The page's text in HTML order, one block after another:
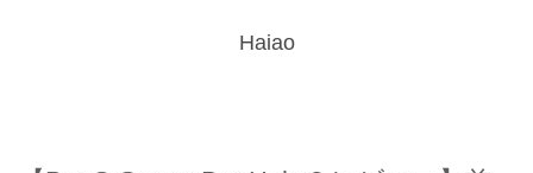
Haiao